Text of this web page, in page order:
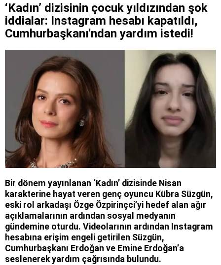
‘Kadın’ dizisinin çocuk yıldızından şok
iddialar: Instagram hesabı kapatıldı,
Cumhurbaşkanı'ndan yardım istedi!
Bir dönem yayınlanan ‘Kadın’ dizisinde Nisan
karakterine hayat veren genç oyuncu Kübra Süzgün,
eski rol arkadaşı Özge Özpirinçci’yi hedef alan ağır
açıklamalarının ardından sosyal medyanın
gündemine oturdu. Videolarının ardından Instagram
hesabına erişim engeli getirilen Süzgün,
Cumhurbaşkanı Erdoğan ve Emine Erdoğan’a
seslenerek yardım çağrısında bulundu.